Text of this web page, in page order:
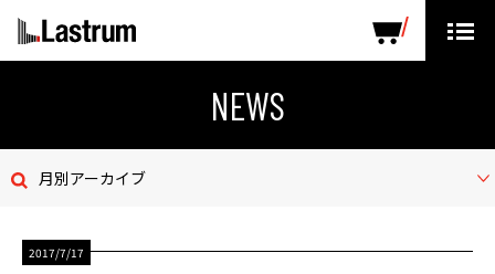
LABEL PRODUCTS
お問い合わせ
NEWS
月別アーカイブ
2017/7/17